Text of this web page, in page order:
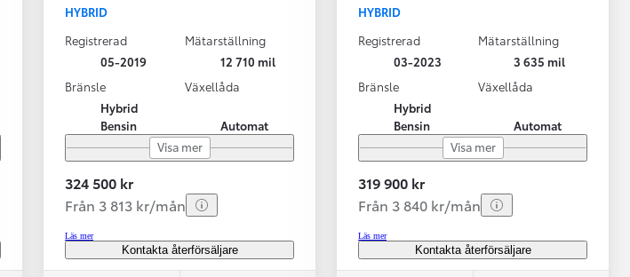
HYBRID
Registrerad
05-2019
Mätarställning
12 710 mil
Bränsle
Hybrid
Bensin
Växellåda
Automat
Visa mer
324 500 kr
Från 3 813 kr/mån
Läs mer
Kontakta återförsäljare
HYBRID
Registrerad
03-2023
Mätarställning
3 635 mil
Bränsle
Hybrid
Bensin
Växellåda
Automat
Visa mer
319 900 kr
Från 3 840 kr/mån
Läs mer
Kontakta återförsäljare